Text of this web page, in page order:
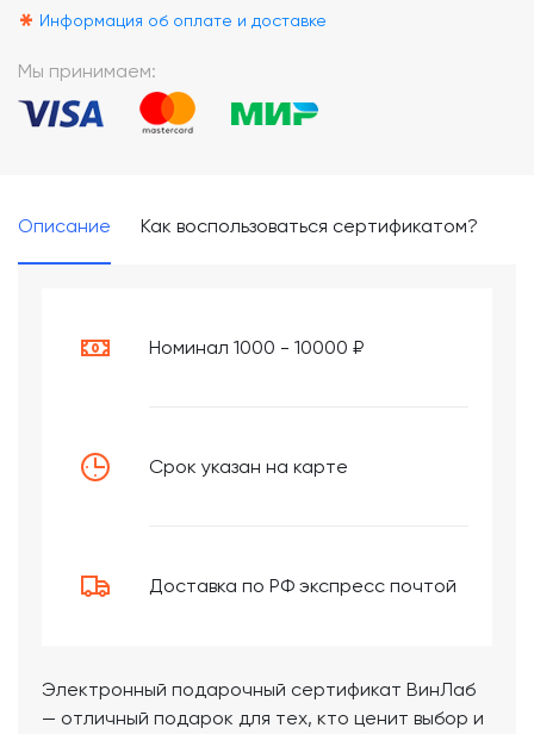
* Информация об оплате и доставке
Мы принимаем:
Описание Как воспользоваться сертификатом?
Номинал 1000 - 10000 ₽
Срок указан на карте
Доставка по РФ экспресс почтой
Электронный подарочный сертификат ВинЛаб
— отличный подарок для тех, кто ценит выбор и